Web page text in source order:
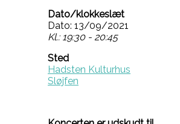
Dato/klokkeslæt
Dato: 13/09/2021
Kl.: 19:30 - 20:45
Sted
Hadsten Kulturhus
Sløjfen